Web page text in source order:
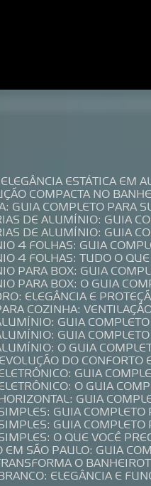
ESTÁTICA EM
COMPACTA NO
GUIA COMPLETO PARA
DE ALUMÍNIO: GUIA
DE ALUMÍNIO: GUIA
4 FOLHAS: GUIA
4 FOLHAS: TUDO O
PARA BOX: GUIA
PARA BOX: O GUIA
ELEGÂNCIA E
COZINHA:
GUIA
GUIA
O GUIA
DO
GUIA
O GUIA
GUIA
GUIA
GUIA
O QUE VOCÊ
EM SÃO PAULO: GUIA
O BANHEIRO
ELEGÂNCIA E